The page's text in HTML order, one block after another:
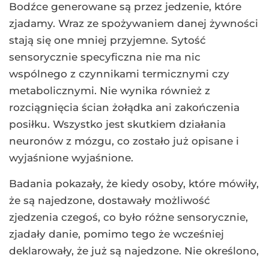
Bodźce generowane są przez jedzenie, które
zjadamy. Wraz ze spożywaniem danej żywności
stają się one mniej przyjemne. Sytość
sensorycznie specyficzna nie ma nic
wspólnego z czynnikami termicznymi czy
metabolicznymi. Nie wynika również z
rozciągnięcia ścian żołądka ani zakończenia
posiłku. Wszystko jest skutkiem działania
neuronów z mózgu, co zostało już opisane i
wyjaśnione wyjaśnione.
Badania pokazały, że kiedy osoby, które mówiły,
że są najedzone, dostawały możliwość
zjedzenia czegoś, co było różne sensorycznie,
zjadały danie, pomimo tego że wcześniej
deklarowały, że już są najedzone. Nie określono,